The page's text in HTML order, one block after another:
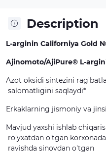
Description
L-arginin Californiya Gold
Ajinomoto/AjiPure® L-
Azot oksidi sintezini
salomatligini saqlaydi*
Erkaklarning jismoniy va
Mavjud yaxshi ishlab
ro'yxatdan o'tgan korxonada
ravishda sinovdan o'tgan